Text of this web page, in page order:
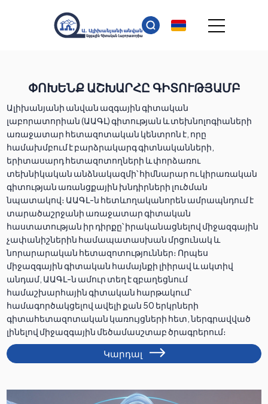
ՓՈԽԵՆՔ ԱՇԽԱՐՀԸ ԳԻՏՈՒԹՅԱՄԲ
Ալիխանյանի անվան ազգային գիտական
լաբորատորիան (ԱԱԳԼ) գիտության և տեխնոլոգիաների
առաջատար հետազոտական կենտրոն է, որը
համախմբում է բարձրակարգ գիտնականների,
երիտասարդ հետազոտողների և փորձառու
տեխնիկական անձնակազմի՝ հիմնարար ու կիրառական
գիտության առանցքային խնդիրների լուծման
նպատակով։ ԱԱԳԼ-ն հետևողականորեն ամրապնդում է
տարածաշրջանի առաջատար գիտական
հաստատության իր դիրքը՝ իրականացնելով միջազգային
չափանիշներին համապատասխան մրցունակ և
նորարարական հետազոտություններ։ Որպես
միջազգային գիտական համայնքի լիիրավ և ակտիվ
անդամ, ԱԱԳԼ-ն ամուր տեղ է զբաղեցնում
համաշխարհային գիտական հարթակում՝
համագործակցելով ավելի քան 50 երկրների
գիտահետազոտական կառույցների հետ, ներգրավված
լինելով միջազգային մեծամասշտաբ ծրագրերում։
Կարդալ